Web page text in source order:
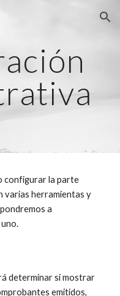
Skip to navigation
configurar la parte
varias herramientas y
a
determinar si mostrar
emitidos,